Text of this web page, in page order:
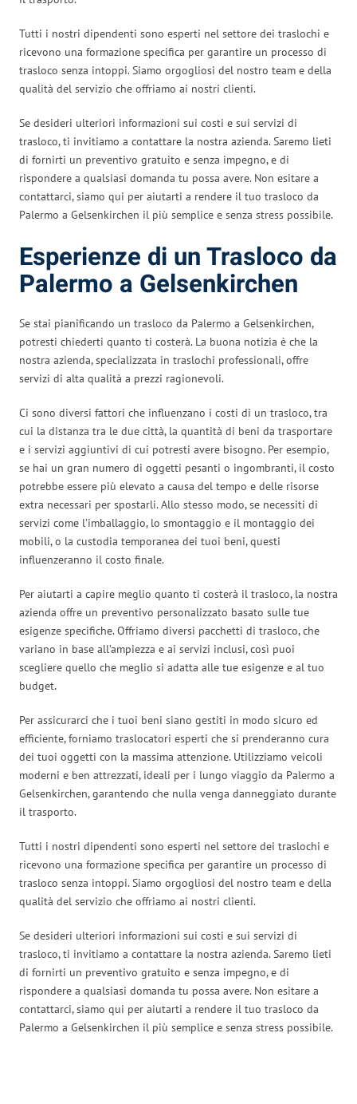
Tutti i nostri dipendenti sono esperti nel settore dei traslochi e
ricevono una formazione specifica per garantire un processo di
trasloco senza intoppi. Siamo orgogliosi del nostro team e della
qualità del servizio che offriamo ai nostri clienti.
Se desideri ulteriori informazioni sui costi e sui servizi di
trasloco, ti invitiamo a contattare la nostra azienda. Saremo lieti
di fornirti un preventivo gratuito e senza impegno, e di
rispondere a qualsiasi domanda tu possa avere. Non esitare a
contattarci, siamo qui per aiutarti a rendere il tuo trasloco da
Palermo a Gelsenkirchen il più semplice e senza stress possibile.
Esperienze di un Trasloco da
Palermo a Gelsenkirchen
Se stai pianificando un trasloco da Palermo a Gelsenkirchen,
potresti chiederti quanto ti costerà. La buona notizia è che la
nostra azienda, specializzata in traslochi professionali, offre
servizi di alta qualità a prezzi ragionevoli.
Ci sono diversi fattori che influenzano i costi di un trasloco, tra
cui la distanza tra le due città, la quantità di beni da trasportare
e i servizi aggiuntivi di cui potresti avere bisogno. Per esempio,
se hai un gran numero di oggetti pesanti o ingombranti, il costo
potrebbe essere più elevato a causa del tempo e delle risorse
extra necessari per spostarli. Allo stesso modo, se necessiti di
servizi come l’imballaggio, lo smontaggio e il montaggio dei
mobili, o la custodia temporanea dei tuoi beni, questi
influenzeranno il costo finale.
Per aiutarti a capire meglio quanto ti costerà il trasloco, la nostra
azienda offre un preventivo personalizzato basato sulle tue
esigenze specifiche. Offriamo diversi pacchetti di trasloco, che
variano in base all’ampiezza e ai servizi inclusi, così puoi
scegliere quello che meglio si adatta alle tue esigenze e al tuo
budget.
Per assicurarci che i tuoi beni siano gestiti in modo sicuro ed
efficiente, forniamo traslocatori esperti che si prenderanno cura
dei tuoi oggetti con la massima attenzione. Utilizziamo veicoli
moderni e ben attrezzati, ideali per i lungo viaggio da Palermo a
Gelsenkirchen, garantendo che nulla venga danneggiato durante
il trasporto.
Tutti i nostri dipendenti sono esperti nel settore dei traslochi e
ricevono una formazione specifica per garantire un processo di
trasloco senza intoppi. Siamo orgogliosi del nostro team e della
qualità del servizio che offriamo ai nostri clienti.
Se desideri ulteriori informazioni sui costi e sui servizi di
trasloco, ti invitiamo a contattare la nostra azienda. Saremo lieti
di fornirti un preventivo gratuito e senza impegno, e di
rispondere a qualsiasi domanda tu possa avere. Non esitare a
contattarci, siamo qui per aiutarti a rendere il tuo trasloco da
Palermo a Gelsenkirchen il più semplice e senza stress possibile.